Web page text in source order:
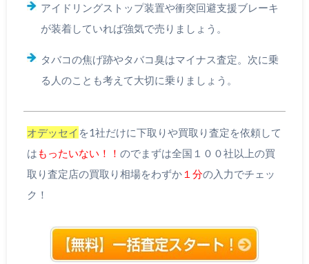
アイドリングストップ装置や衝突回避支援ブレーキ
が装着していれば強気で売りましょう。
タバコの焦げ跡やタバコ臭はマイナス査定。次に乗
る人のことも考えて大切に乗りましょう。
オデッセイ を1社だけに下取りや買取り査定を依頼して
はもったいない！！ のでまずは全国１００社以上の買
取り査定店の買取り相場をわずか１分の入力でチェッ
ク！